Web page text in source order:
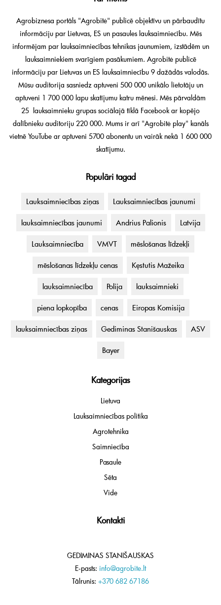
Agrobiznesa portāls "Agrobitė" publicē objektīvu un pārbaudītu
informāciju par Lietuvas, ES un pasaules lauksaimniecību. Mēs
informējam par lauksaimniecības tehnikas jaunumiem, izstādēm un
lauksaimniekiem svarīgiem pasākumiem. Agrobitė publicē
informāciju par Lietuvas un ES lauksaimniecību 9 dažādās valodās.
Mūsu auditorija sasniedz aptuveni 500 000 unikālo lietotāju un
aptuveni 1 700 000 lapu skatījumu katru mēnesi. Mēs pārvaldām
25 lauksaimnieku grupas sociālajā tīklā Facebook ar kopējo
dalībnieku auditoriju 220 000. Mums ir arī "Agrobitė play" kanāls
vietnē YouTube ar aptuveni 5700 abonentu un vairāk nekā 1 600 000
skatījumu.
Populāri tagad
Lauksaimniecības ziņas Lauksaimniecības jaunumi
lauksaimniecības jaunumi Andrius Palionis Latvija
Lauksaimniecība VMVT mēslošanas līdzekļi
mēslošanas līdzekļu cenas Kęstutis Mažeika
lauksaimniecība Polija lauksaimnieki
piena lopkopība cenas Eiropas Komisija
lauksaimniecības ziņas Gediminas Stanišauskas ASV
Bayer
Kategorijas
Lietuva
Lauksaimniecības politika
Agrotehnika
Saimniecība
Pasaule
Sēta
Vide
Kontakti
GEDIMINAS STANIŠAUSKAS
E-pasts: info@agrobite.lt
Tālrunis: +370 682 67186